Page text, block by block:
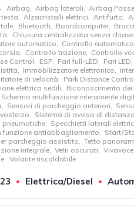
, Airbag, Airbag laterali, Airbag
, Alzacristalli elettrici, Antifurto,
, Bluetooth, Boardcomputer,
, Chiusura centralizzata senza chiave
automatico, Controllo
, Controllo trazione, Controllo
Control, ESP, Fari full-LED, Fari LED,
, Immobilizzatore elettronico,
di velocità, Park Distance
elettrica sedili, Riconoscimento
Schermo multifunzione interamente
, Sensori di parcheggio anteriori,
, Sistema di avviso di distanza
, Specchietti laterali
funzione antiabbagliamento, Start/
parcheggio assistito, Tetto
integrale, Vetri oscurati, Vivavoce
, Volante riscaldabile
Elettrica/Diesel
2996 cc